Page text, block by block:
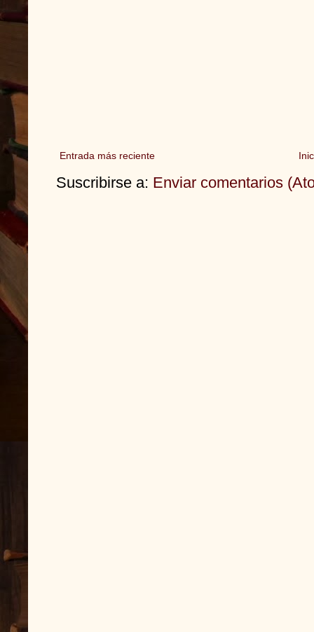
Entrada más reciente
Suscribirse a: Enviar comentarios